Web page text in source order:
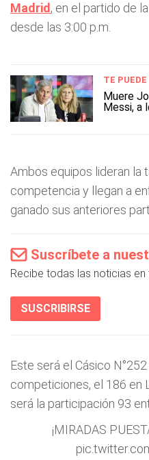
Madrid , en el partido de
desde las 3:00 p.m.
TE
Muere
Messi, a
Ambos equipos lideran la
competencia y llegan a
ganado sus anteriores
Suscríbete a
Recibe todas las noticias en
SUSCRIBIRSE
Este será el Cásico
competiciones, el 186 en
será la participación 93
¡MIRADAS